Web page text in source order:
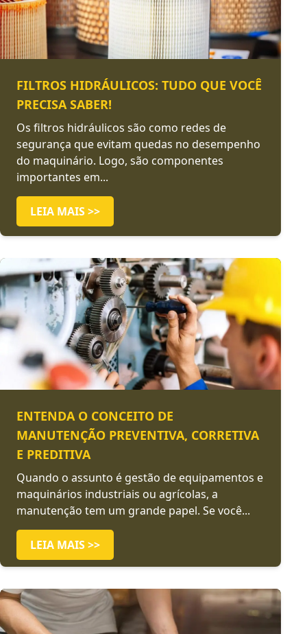
FILTROS HIDRÁULICOS: TUDO QUE VOCÊ
PRECISA SABER!
Os filtros hidráulicos são como redes de
segurança que evitam quedas no desempenho
do maquinário. Logo, são componentes
importantes em...
LEIA MAIS >>
ENTENDA O CONCEITO DE
MANUTENÇÃO PREVENTIVA, CORRETIVA
E PREDITIVA
Quando o assunto é gestão de equipamentos e
maquinários industriais ou agrícolas, a
manutenção tem um grande papel. Se você...
LEIA MAIS >>